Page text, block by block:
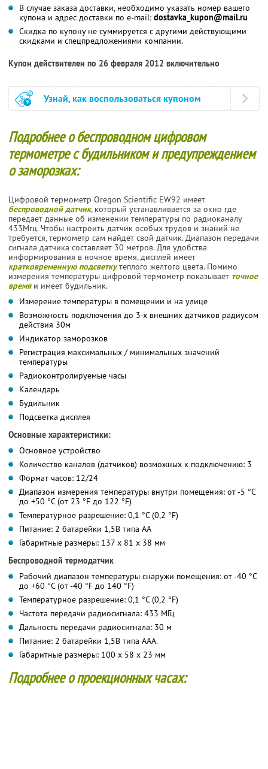
В случае заказа доставки, необходимо указать номер вашего
купона и адрес доставки по e-mail: dostavka_kupon@mail.ru
Скидка по купону не суммируется с другими действующими
скидками и спецпредложениями компании.
Купон действителен по 26 февраля 2012 включительно
Узнай, как воспользоваться купоном
Подробнее о беспроводном цифровом
термометре с будильником и предупреждением
о заморозках:
Цифровой термометр Oregon Scientific EW92 имеет
беспроводной датчик, который устанавливается за окно где
передает данные об изменении температуры по радиоканалу
433Мгц. Чтобы настроить датчик особых трудов и знаний не
требуется, термометр сам найдет свой датчик. Диапазон передачи
сигнала датчика составляет 30 метров. Для удобства
информирования в ночное время, дисплей имеет
кратковременную подсветкутеплого желтого цвета. Помимо
измерения температуры цифровой термометр показывает точное
времяи имеет будильник.
Измерение температуры в помещении и на улице
Возможность подключения до 3-х внешних датчиков радиусом
действия 30м
Индикатор заморозков
Регистрация максимальных / минимальных значений
температуры
Радиоконтролируемые часы
Календарь
Будильник
Подсветка дисплея
Основные характеристики:
Основное устройство
Количество каналов (датчиков) возможных к подключению: 3
Формат часов: 12/24
Диапазон измерения температуры внутри помещения: от -5 °С
до +50 °С (от 23 °F до 122 °F)
Температурное разрешение: 0,1 °С (0,2 °F)
Питание: 2 батарейки 1,5В типа АА
Габаритные размеры: 137 x 81 x 38 мм
Беспроводной термодатчик
Рабочий диапазон температуры снаружи помещения: от -40 °С
до +60 °С (от -40 °F до 140 °F)
Температурное разрешение: 0,1 °С (0,2 °F)
Частота передачи радиосигнала: 433 МГц
Дальность передачи радиосигнала: 30 м
Питание: 2 батарейки 1,5В типа ААА.
Габаритные размеры: 100 x 58 x 23 мм
Подробнее о проекционных часах: